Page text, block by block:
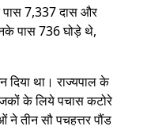
7,337 दास और
पास 736 घोड़े थे,
था। राज्यपाल के
के लिये पचास कटोरे
ने तीन सौ पचहत्तर पौंड